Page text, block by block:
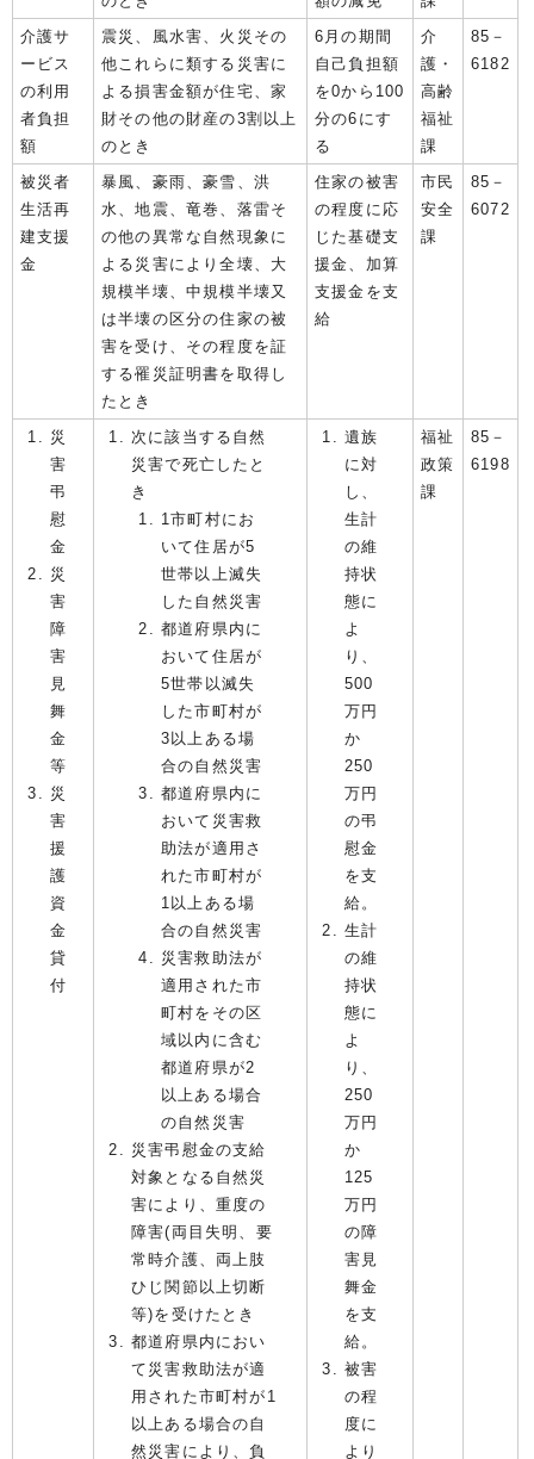
介護サ
ービス
の利用
者負担
額
震災、風水害、火災その
他これらに類する災害に
よる損害金額が住宅、家
財その他の財産の3割以上
のとき
6月の期間
自己負担額
を0から100
分の6にす
る
介
護・
高齢
福祉
課
85－
6182
被災者
生活再
建支援
金
暴風、豪雨、豪雪、洪
水、地震、竜巻、落雷そ
の他の異常な自然現象に
よる災害により全壊、大
規模半壊、中規模半壊又
は半壊の区分の住家の被
害を受け、その程度を証
する罹災証明書を取得し
たとき
住家の被害
の程度に応
じた基礎支
援金、加算
支援金を支
給
市民
安全
課
85－
6072
災
害
弔
慰
金
災
害
障
害
見
舞
金
等
災
害
援
護
資
金
貸
付
次に該当する自然
災害で死亡したと
き
1市町村にお
いて住居が5
世帯以上滅失
した自然災害
都道府県内に
おいて住居が
5世帯以滅失
した市町村が
3以上ある場
合の自然災害
都道府県内に
おいて災害救
助法が適用さ
れた市町村が
1以上ある場
合の自然災害
災害救助法が
適用された市
町村をその区
域以内に含む
都道府県が2
以上ある場合
の自然災害
災害弔慰金の支給
対象となる自然災
害により、重度の
障害(両目失明、要
常時介護、両上肢
ひじ関節以上切断
等)を受けたとき
都道府県内におい
て災害救助法が適
用された市町村が1
以上ある場合の自
然災害により、負
遺族
に対
し、
生計
の維
持状
態に
よ
り、
500
万円
か
250
万円
の弔
慰金
を支
給。
生計
の維
持状
態に
よ
り、
250
万円
か
125
万円
の障
害見
舞金
を支
給。
被害
の程
度に
より
福祉
政策
課
85－
6198